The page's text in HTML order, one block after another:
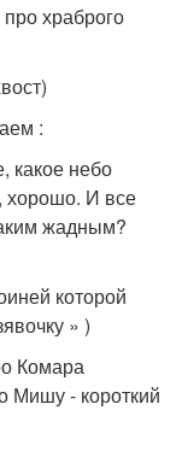
храброго
:
какое небо
хорошо. И все
жадным?
которой
» )
Комара
Мишу - короткий